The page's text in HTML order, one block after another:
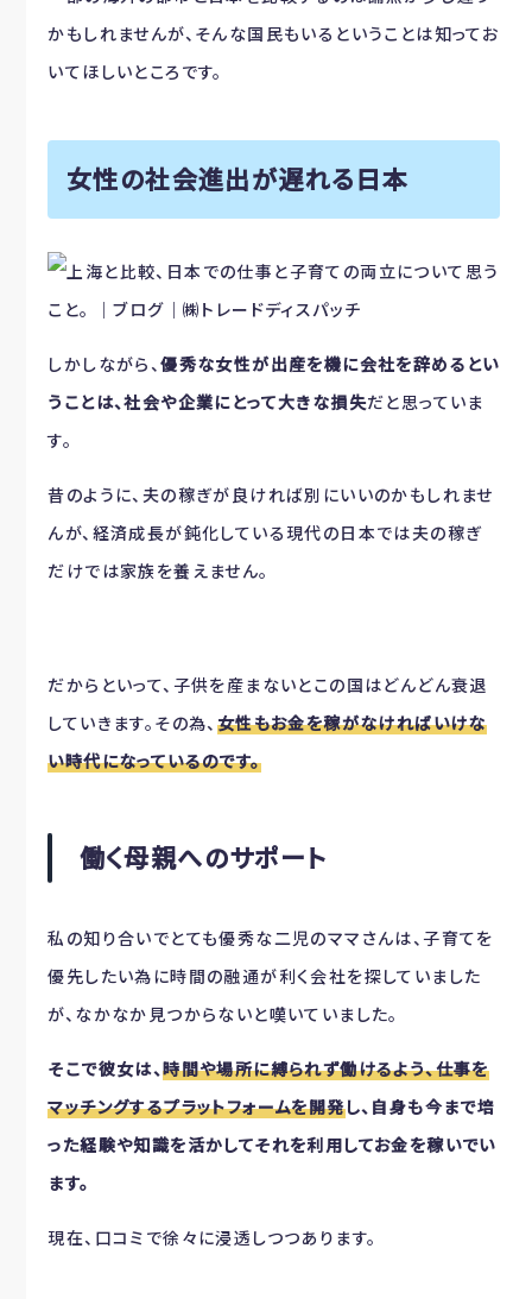
かもしれませんが、そんな国民もいるということは知ってお
いてほしいところです。
女性の社会進出が遅れる日本
しかしながら、優秀な女性が出産を機に会社を辞めるとい
うことは、社会や企業にとって大きな損失だと思っていま
す。
昔のように、夫の稼ぎが良ければ別にいいのかもしれませ
んが、経済成長が鈍化している現代の日本では夫の稼ぎ
だけでは家族を養えません。
だからといって、子供を産まないとこの国はどんどん衰退
していきます。その為、 女性もお金を稼がなければいけな
い時代になっているのです。
働く母親へのサポート
私の知り合いでとても優秀な二児のママさんは、子育てを
優先したい為に時間の融通が利く会社を探していました
が、なかなか見つからないと嘆いていました。
そこで彼女は、時間や場所に縛られず働けるよう、仕事を
マッチングするプラットフォームを開発し、自身も今まで培
った経験や知識を活かしてそれを利用してお金を稼いでい
ます。
現在、口コミで徐々に浸透しつつあります。